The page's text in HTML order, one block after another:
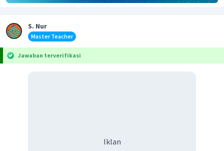
S. Nur
Master Teacher
Jawaban terverifikasi
Iklan